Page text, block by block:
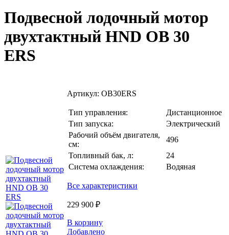
Подвесной лодочный мотор
двухтактный HND OB 30
ERS
Артикул: OB30ERS
Тип управления:
Дистанционное
Тип запуска:
Электрический
Рабочий объём двигателя,
см:
496
Топливный бак, л:
24
Система охлаждения:
Водяная
Все характеристики
229 900 ₽
В корзину
Добавлено